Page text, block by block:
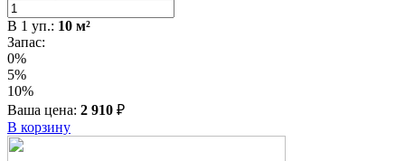
В 1 уп.: 10 м²
Запас:
0%
5%
10%
Ваша цена: 2 910 ₽
В корзину